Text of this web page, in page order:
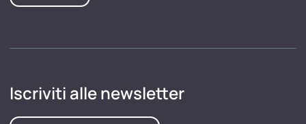
Iscriviti alle newsletter